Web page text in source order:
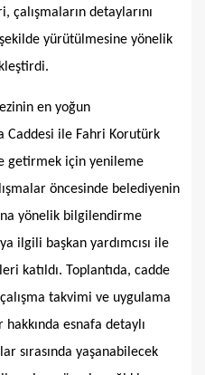
detaylarını
yürütülmesine yönelik
en yoğun
Caddesi ile Fahri Korutürk
getirmek için yenileme
öncesinde belediyenin
yönelik bilgilendirme
ilgili başkan yardımcısı ile
katıldı. Toplantıda, cadde
takvimi ve uygulama
esnafa detaylı
sırasında yaşanabilecek